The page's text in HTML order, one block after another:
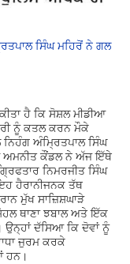
ਸਿੰਘ ਮਹਿਰੋਂ ਨੇ ਗਲ
ਹੈ ਕਿ ਸੋਸ਼ਲ ਮੀਡੀਆ
ਨੂੰ ਕਤਲ ਕਰਨ ਮੌਕੇ
ਨਿਹੰਗ ਅੰਮ੍ਰਿਤਪਾਲ ਸਿੰਘ
ਅਮਨੀਤ ਕੌਂਡਲ ਨੇ ਅੱਜ ਇੱਥੇ
ਨਿਮਰਜੀਤ ਸਿੰਘ
ਹੈਰਾਨੀਜਨਕ ਤੱਥ
ਮੁੱਖ ਸਾਜ਼ਿਸ਼ਘਾੜੇ
ਥਾਣਾ ਝਬਾਲ ਅਤੇ ਇੱਕ
ਦੱਸਿਆ ਕਿ ਦੋਵਾਂ ਨੂੰ
ਜੁਰਮ ਕਰਕੇ
ਹਨ।